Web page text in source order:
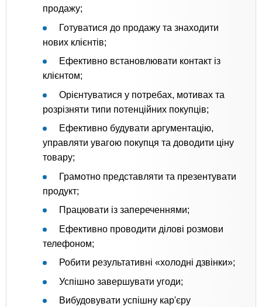
продажу;
Готуватися до продажу та знаходити
нових клієнтів;
Ефективно встановлювати контакт із
клієнтом;
Орієнтуватися у потребах, мотивах та
розрізняти типи потенційних покупців;
Ефективно будувати аргументацію,
управляти увагою покупця та доводити ціну
товару;
Грамотно представляти та презентувати
продукт;
Працювати із запереченнями;
Ефективно проводити ділові розмови
телефоном;
Робити результативні «холодні дзвінки»;
Успішно завершувати угоди;
Вибудовувати успішну кар'єру